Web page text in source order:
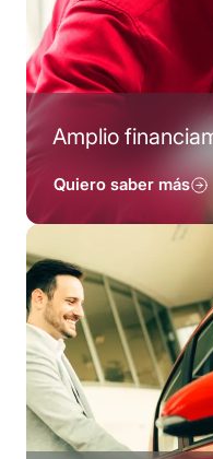
Amplio
Quiero saber más